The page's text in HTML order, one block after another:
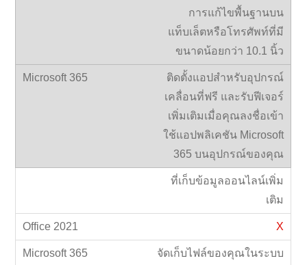
การแก้ไขพื้นฐานบน
แท็บเล็ตหรือโทรศัพท์ที่มี
ขนาดน้อยกว่า 10.1 นิ้ว
ติดตั้งแอปสำหรับอุปกรณ์
เคลื่อนที่ฟรี และรับฟีเจอร์
เพิ่มเติมเมื่อคุณลงชื่อเข้า
ใช้แอปพลิเคชัน Microsoft
365 บนอุปกรณ์ของคุณ
ที่เก็บข้อมูลออนไลน์เพิ่ม
เติม
X
จัดเก็บไฟล์ของคุณในระบบ